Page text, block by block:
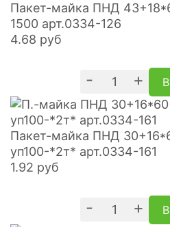
Пакет-майка ПНД
1500 арт.0334-126
4.68 руб
- +
Пакет-майка ПНД
уп100-*2т* арт.0334-161
1.92 руб
- +